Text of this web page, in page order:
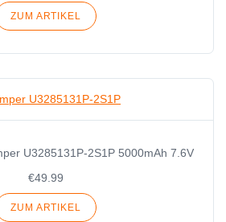
ZUM ARTIKEL
U3285131P-2S1P 5000mAh 7.6V
€49.99
ZUM ARTIKEL